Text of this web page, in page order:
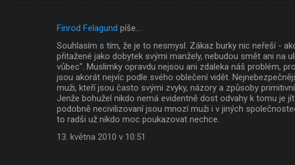
Finrod Felagund píše…
Souhlasím s tím, že je to nesmysl. Zákaz burky nic neřeší -
přitažené jako dobytek svými manžely, nebudou smět ani na
vůbec". Muslimky opravdu nejsou ani zdaleka náš problém,
jsou akorát nejvíc podle svého oblečení vidět.
muži, kteří jsou často svými zvyky, názory a způsoby
Jenže bohužel nikdo nemá evidentně dost odvahy k tomu je
podobně necivilizovaní jsou mnozí muži i v jiných
to radši už nikdo moc poukazovat nechce.
13. května 2010 v 10:51